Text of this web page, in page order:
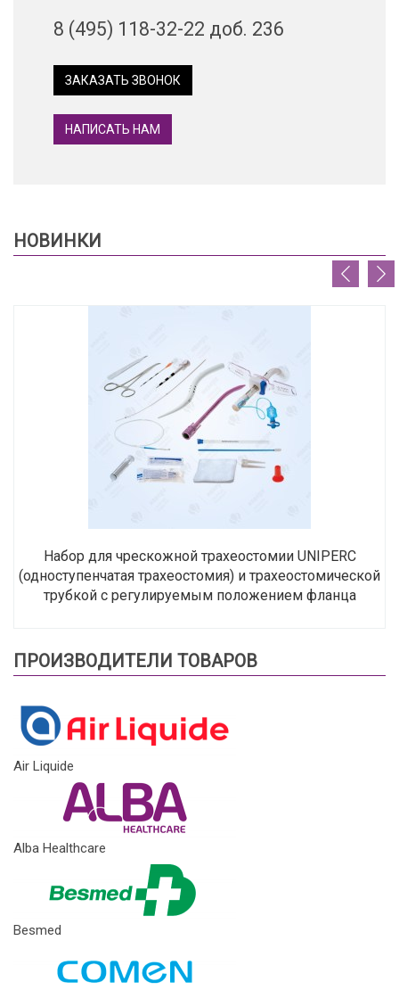
8 (495) 118-32-22 доб. 236
ЗАКАЗАТЬ ЗВОНОК
НАПИСАТЬ НАМ
НОВИНКИ
Набор для чрескожной трахеостомии UNIPERC
(одноступенчатая трахеостомия) и трахеостомической
трубкой с регулируемым положением фланца
ПРОИЗВОДИТЕЛИ ТОВАРОВ
Air Liquide
Alba Healthcare
Besmed